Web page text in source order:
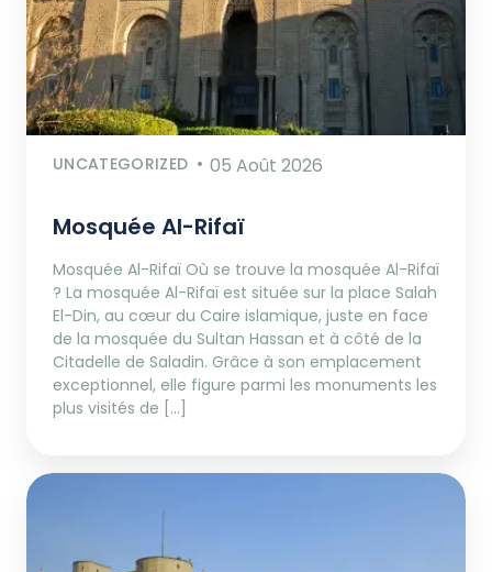
UNCATEGORIZED 05 Août 2026
Mosquée Al-Rifaï
Mosquée Al-Rifaï Où se trouve la mosquée Al-Rifaï
? La mosquée Al-Rifaï est située sur la place Salah
El-Din, au cœur du Caire islamique, juste en face
de la mosquée du Sultan Hassan et à côté de la
Citadelle de Saladin. Grâce à son emplacement
exceptionnel, elle figure parmi les monuments les
plus visités de […]